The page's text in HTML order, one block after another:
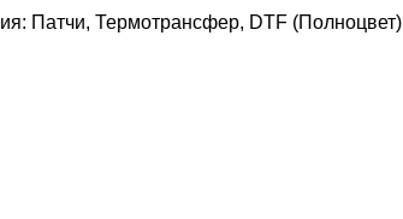
Патчи, Термотрансфер, DTF (Полноцвет)